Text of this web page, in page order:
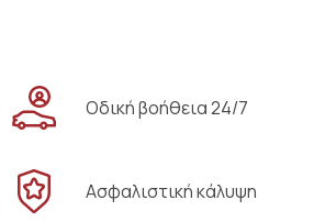
Οδική βοήθεια 24/7
Ασφαλιστική κάλυψη